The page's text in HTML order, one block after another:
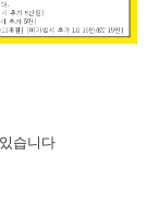
습니다